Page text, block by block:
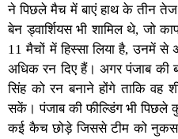
ने पिछले मैच में बाएं हाथ के तीन तेज
बेन ड्वार्शियस भी शामिल थे, जो
11 मैचों में हिस्सा लिया है, उनमें
अधिक रन दिए हैं। अगर पंजाब की
सिंह को रन बनाने होंगे ताकि वह
सकें। पंजाब की फील्डिंग भी पिछले
कई कैच छोड़े जिससे टीम को